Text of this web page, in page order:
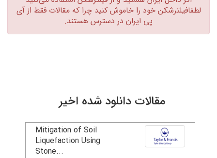
لطفافیلترشکن خود را خاموش کنید چرا که مقالات فقط از آی
پی ایران در دسترس هستند.‏
مقالات دانلود شده اخیر
Mitigation of Soil
Liquefaction Using
Stone...